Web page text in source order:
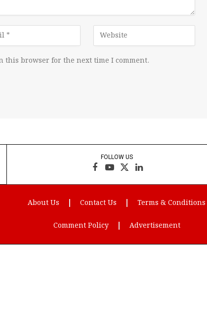
this browser for the next time I comment.
FOLLOW US
Facebook
YouTube
X
(Twitter)
LinkedIn
About Us Contact Us Terms & Conditions
Comment Policy Advertisement